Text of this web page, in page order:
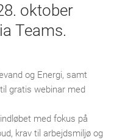
oktober
Teams.
og Energi, samt
gratis webinar med
med fokus på
krav til arbejdsmiljø og